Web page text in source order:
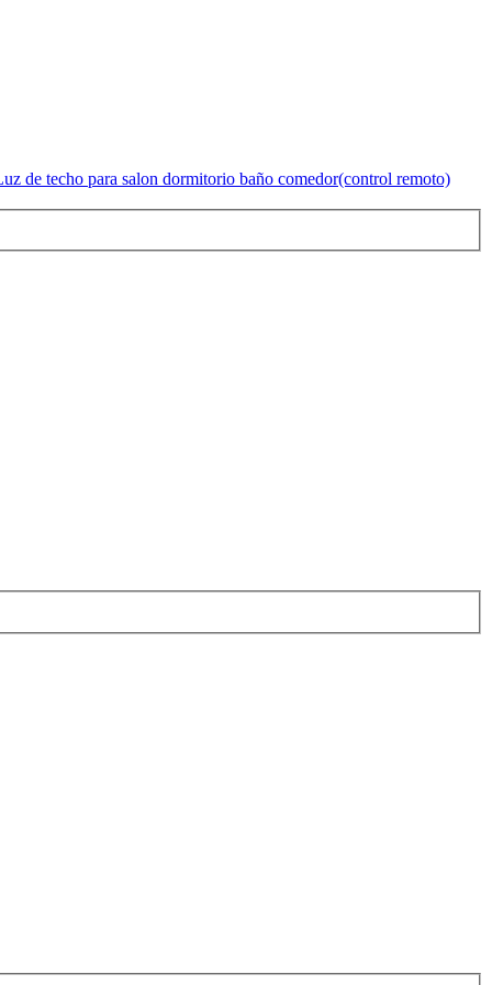
de techo para salon dormitorio baño comedor(control remoto)